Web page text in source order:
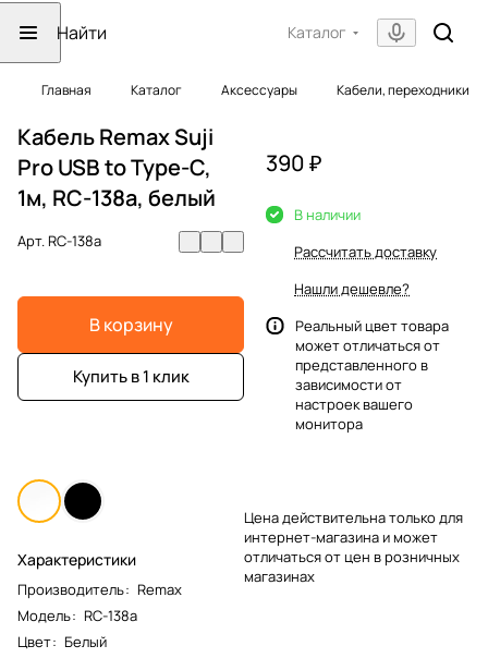
Каталог
Главная Каталог Аксессуары Кабели, переходники
Кабель Remax Suji
Pro USB to Type-C,
1м, RC-138a, белый
Арт.RC-138a
В корзину
Купить в 1 клик
Характеристики
Производитель: Remax
Модель: RC-138a
Цвет: Белый
390 ₽
В наличии
Рассчитать доставку
Нашли дешевле?
Реальный цвет товара
может отличаться от
представленного в
зависимости от
настроек вашего
монитора
Цена действительна только для
интернет-магазина и может
отличаться от цен в розничных
магазинах